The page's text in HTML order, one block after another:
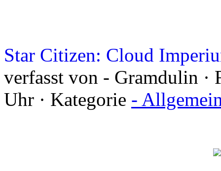
Star Citizen: Cloud
verfasst von - Gramdulin ·
Uhr · Kategorie -